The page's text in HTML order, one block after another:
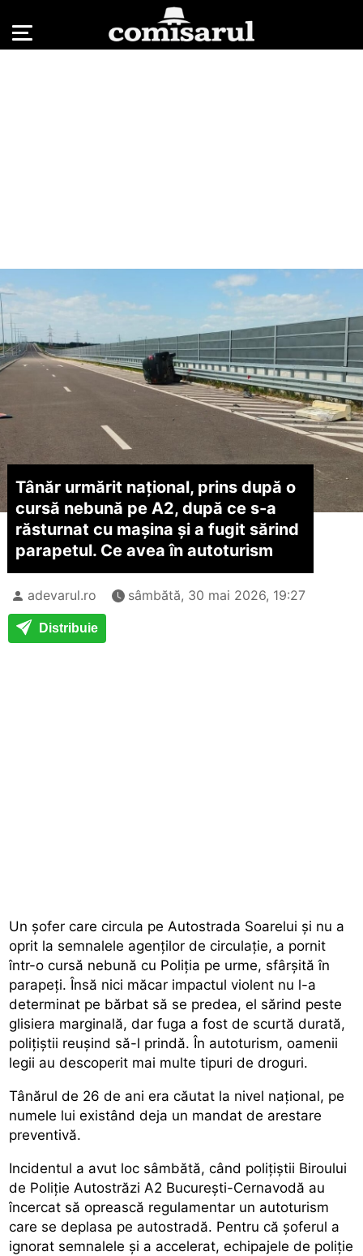
Tânăr urmărit național, prins după o
cursă nebună pe A2, după ce s-a
răsturnat cu mașina și a fugit sărind
parapetul. Ce avea în autoturism
adevarul.ro sâmbătă, 30 mai 2026, 19:27
Distribuie
Un șofer care circula pe Autostrada Soarelui și nu a
oprit la semnalele agenților de circulație, a pornit
într-o cursă nebună cu Poliția pe urme, sfârșită în
parapeți. Însă nici măcar impactul violent nu l-a
determinat pe bărbat să se predea, el sărind peste
glisiera marginală, dar fuga a fost de scurtă durată,
polițiștii reușind să-l prindă. În autoturism, oamenii
legii au descoperit mai multe tipuri de droguri.
Tânărul de 26 de ani era căutat la nivel național, pe
numele lui existând deja un mandat de arestare
preventivă.
Incidentul a avut loc sâmbătă, când polițiștii Biroului
de Poliție Autostrăzi A2 București-Cernavodă au
încercat să oprească regulamentar un autoturism
care se deplasa pe autostradă. Pentru că șoferul a
ignorat semnalele și a accelerat, echipajele de poliție